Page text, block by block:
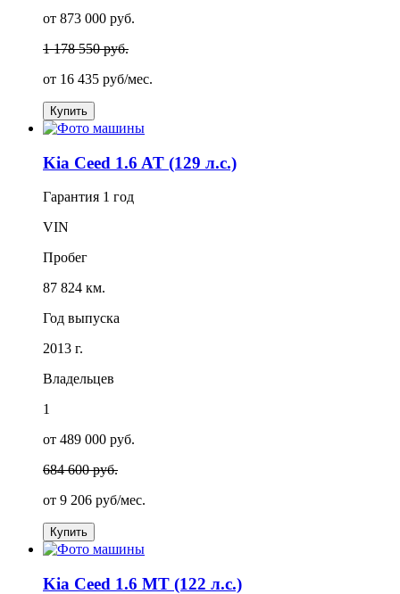
от 873 000 руб.
1 178 550 руб.
от 16 435 руб/мес.
Купить
Kia Ceed 1.6 AT (129 л.с.)
Гарантия 1 год
VIN
Пробег
87 824 км.
Год выпуска
2013 г.
Владельцев
1
от 489 000 руб.
684 600 руб.
от 9 206 руб/мес.
Купить
Kia Ceed 1.6 MT (122 л.с.)